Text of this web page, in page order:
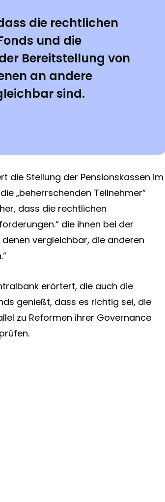
die rechtlichen
und die
Bereitstellung von
an andere
sind.
die Stellung der Pensionskassen im
„beherrschenden Teilnehmer“
dass die rechtlichen
die ihnen bei der
vergleichbar, die anderen
erörtert, die auch die
genießt, dass es richtig sei, die
zu Reformen ihrer Governance